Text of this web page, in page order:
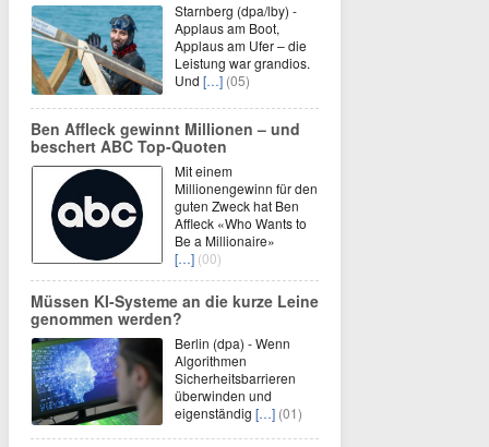
Starnberg (dpa/lby) -
Applaus am Boot,
Applaus am Ufer – die
Leistung war grandios.
Und […] (05)
Ben Affleck gewinnt Millionen – und
beschert ABC Top-Quoten
Mit einem
Millionengewinn für den
guten Zweck hat Ben
Affleck «Who Wants to
Be a Millionaire»
[…] (00)
Müssen KI-Systeme an die kurze Leine
genommen werden?
Berlin (dpa) - Wenn
Algorithmen
Sicherheitsbarrieren
überwinden und
eigenständig […] (01)